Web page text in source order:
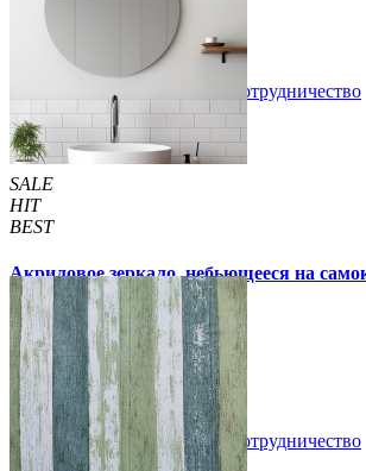
3 отзывов
Купить Сотрудничество
SALE
HIT
BEST
Акриловое зеркало, небьющееся на
330х330х2мм (750)
300 грн /шт 350 грн /шт
Купить В закладки Сотрудничество